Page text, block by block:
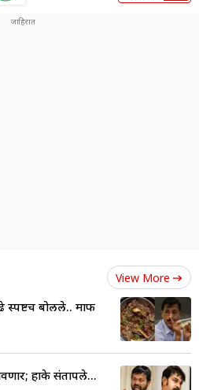
View More
स्पष्टच बोलले.. माफी
हाके संतापले...